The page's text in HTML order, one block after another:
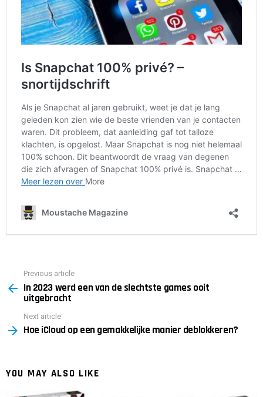
more
Previous article
In 2023 werd een van de slechtste games ooit
uitgebracht
Next article
Hoe iCloud op een gemakkelijke manier deblokkeren?
YOU MAY ALSO LIKE